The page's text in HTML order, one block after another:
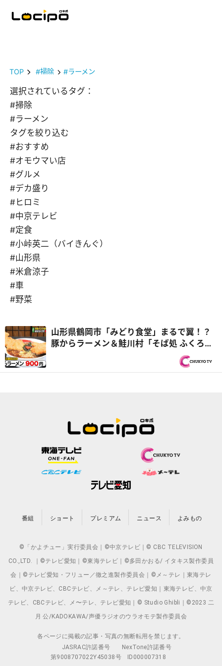
TOP #掃除 #ラーメン
選択されているタグ：
#掃除
#ラーメン
タグを絞り込む
#おすすめ
#オモウマい店
#グルメ
#デカ盛り
#ヒロミ
#中京テレビ
#定食
#小峠英二（バイきんぐ）
#山形県
#米倉涼子
#車
#野菜
山形県鶴岡市「みどり食堂」まるで翼！？
豚からラーメン＆鮭川村「そば処 ふくろ
番組 ショート プレミアム ニュース よみもの
©「かよチュー」実行委員会｜©中京テレビ｜© CBC TELEVISION
CO.,LTD. ｜©テレビ愛知｜©東海テレビ｜©多田かおる/ イタキス製作委員
会｜©テレビ愛知・フリュー／徹之進製作委員会｜©メ～テレ｜東海テレ
ビ、中京テレビ、CBCテレビ、メ～テレ、テレビ愛知｜東海テレビ、中京
テレビ、CBCテレビ、メ〜テレ、テレビ愛知｜© Studio Ghibli｜©2023 二
月 公/KADOKAWA/声優ラジオのウラオモテ製作委員会
各ページに掲載の記事・写真の無断転用を禁じます。
JASRAC許諾番号
NexTone許諾番号
第9008707022Y45038号
ID000007318